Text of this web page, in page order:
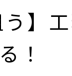
】
！